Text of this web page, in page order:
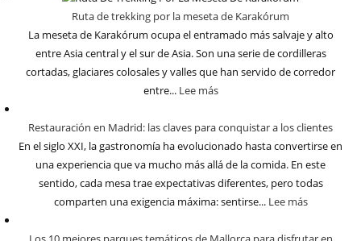
Ruta de trekking por la meseta de Karakórum
La meseta de Karakórum ocupa el entramado más salvaje y alto
entre Asia central y el sur de Asia. Son una serie de cordilleras
cortadas, glaciares colosales y valles que han servido de corredor
entre... Lee más
Restauración en Madrid: las claves para conquistar a los clientes
En el siglo XXI, la gastronomía ha evolucionado hasta convertirse en
una experiencia que va mucho más allá de la comida. En este
sentido, cada mesa trae expectativas diferentes, pero todas
comparten una exigencia máxima: sentirse... Lee más